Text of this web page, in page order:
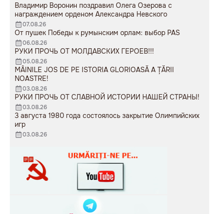
Владимир Воронин поздравил Олега Озерова с
награждением орденом Александра Невского
07.08.26
От пушек Победы к румынским орлам: выбор PAS
06.08.26
РУКИ ПРОЧЬ ОТ МОЛДАВСКИХ ГЕРОЕВ!!!
05.08.26
MÂINILE JOS DE PE ISTORIA GLORIOASĂ A ȚĂRII
NOASTRE!
03.08.26
РУКИ ПРОЧЬ ОТ СЛАВНОЙ ИСТОРИИ НАШЕЙ СТРАНЫ!
03.08.26
3 августа 1980 года состоялось закрытие Олимпийских
игр
03.08.26